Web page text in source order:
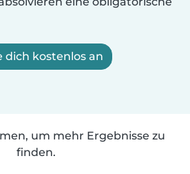
dich kostenlos an
um mehr Ergebnisse zu
finden.